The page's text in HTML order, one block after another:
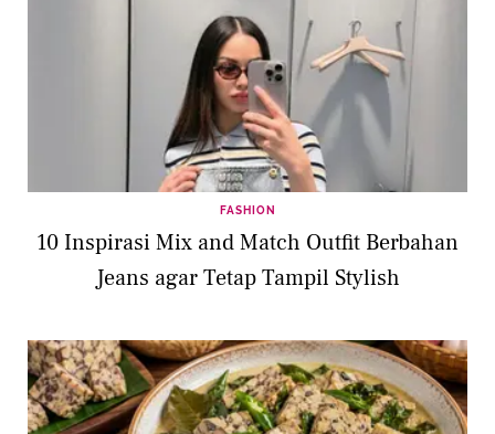
FASHION
10 Inspirasi Mix and Match Outfit Berbahan
Jeans agar Tetap Tampil Stylish